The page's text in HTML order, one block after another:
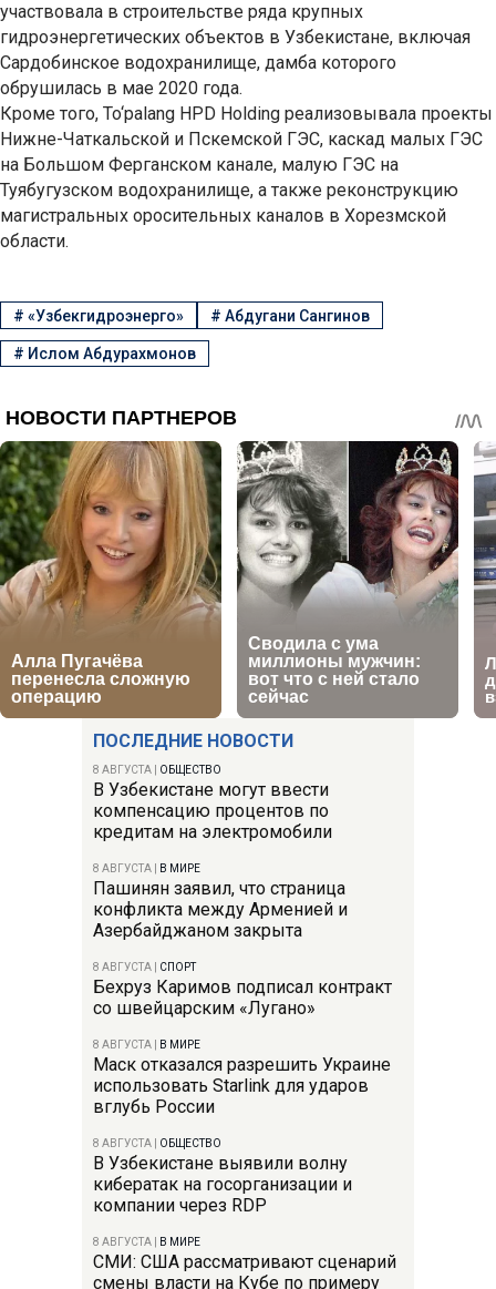
ПОСЛЕДНИЕ НОВОСТИ
8 АВГУСТА ОБЩЕСТВО
В Узбекистане могут ввести
компенсацию процентов по
кредитам на электромобили
8 АВГУСТА В МИРЕ
Пашинян заявил, что страница
конфликта между Арменией и
Азербайджаном закрыта
8 АВГУСТА СПОРТ
Бехруз Каримов подписал контракт
со швейцарским «Лугано»
8 АВГУСТА В МИРЕ
Маск отказался разрешить Украине
использовать Starlink для ударов
вглубь России
8 АВГУСТА ОБЩЕСТВО
В Узбекистане выявили волну
кибератак на госорганизации и
компании через RDP
8 АВГУСТА В МИРЕ
СМИ: США рассматривают сценарий
смены власти на Кубе по примеру
участвовала в строительстве ряда крупных
гидроэнергетических объектов в Узбекистане, включая
Сардобинское водохранилище, дамба которого
обрушилась в мае 2020 года.
Кроме того, To‘palang HPD Holding реализовывала проекты
Нижне-Чаткальской и Пскемской ГЭС, каскад малых ГЭС
на Большом Ферганском канале, малую ГЭС на
Туябугузском водохранилище, а также реконструкцию
магистральных оросительных каналов в Хорезмской
области.
# «Узбекгидроэнерго» # Абдугани Сангинов
# Ислом Абдурахмонов